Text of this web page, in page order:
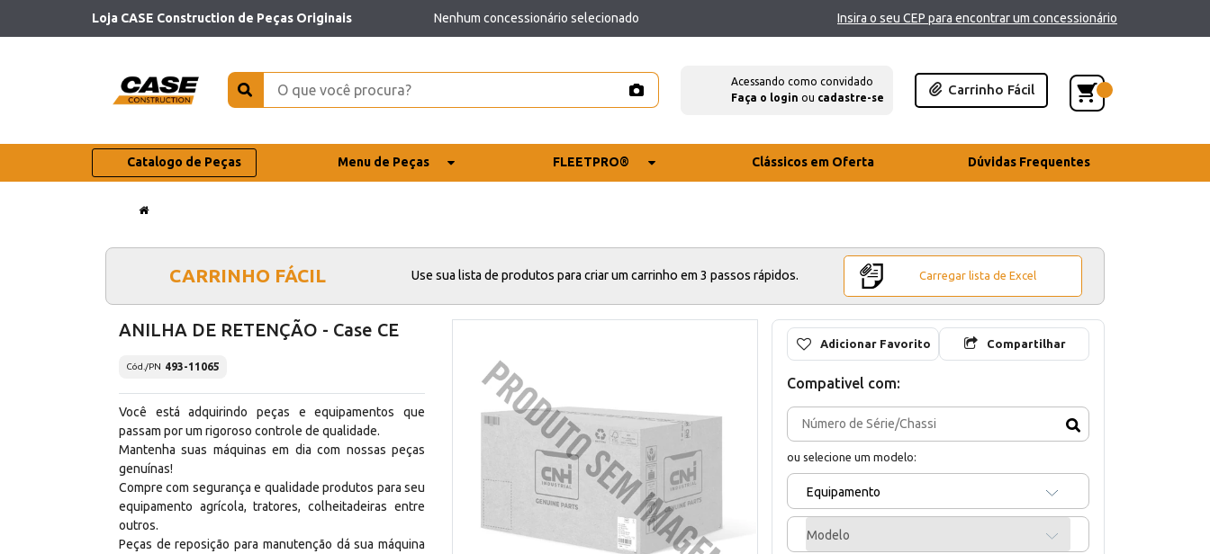
Loja CASE Construction de Peças Originais Nenhum concessionário selecionado Insira o seu CEP para encontrar um concessionário
Acessando como convidado
Faça o login ou cadastre-se
Carrinho Fácil
Catalogo de Peças Menu de Peças FLEETPRO® Clássicos em Oferta Dúvidas Frequentes
CARRINHO FÁCIL Use sua lista de produtos para criar um carrinho em 3 passos rápidos. Carregar lista de Excel
ANILHA DE RETENÇÃO - Case CE
Cód./PN 493-11065
Você está adquirindo peças e equipamentos que
passam por um rigoroso controle de qualidade.
Mantenha suas máquinas em dia com nossas peças
genuínas!
Compre com segurança e qualidade produtos para seu
equipamento agrícola, tratores, colheitadeiras entre
outros.
Peças de reposição para manutenção dá sua máquina
Adicionar Favorito Compartilhar
Compativel com:
ou selecione um modelo:
Equipamento
Modelo